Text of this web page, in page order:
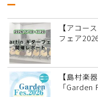
【アコー
フェア
【島村楽
「